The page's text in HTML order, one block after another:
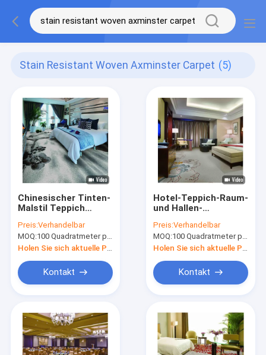
Stain Resistant Woven Axminster Carpet (5)
Chinesischer Tinten-
Malstil Teppich
Axminster-Teppich
für Hotel-Korridor
Preis:Verhandelbar
MOQ:100 Quadratmeter pro Entwurf
Kontakt
Hotel-Teppich-Raum-
und Hallen-
Teppich beflecken
beständig
Preis:Verhandelbar
MOQ:100 Quadratmeter pro Entwurf
Kontakt